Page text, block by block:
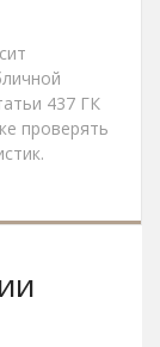
437 ГК
проверять